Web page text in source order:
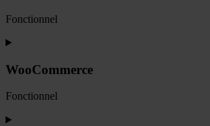
Fonctionnel
Consent
service
WooCommerce
Fonctionnel
Consent